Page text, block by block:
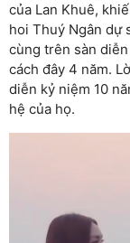
của Lan Khuê,
hoi Thuý Ngân dự
cùng trên sàn
cách đây 4 năm.
diễn kỷ niệm 10
hệ của họ.